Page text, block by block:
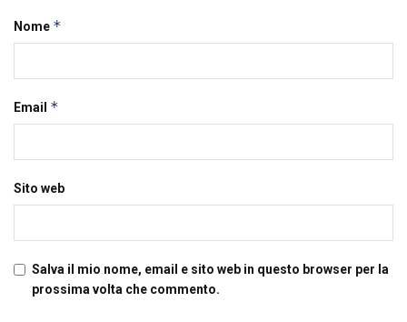
Nome *
Email *
Sito web
Salva il mio nome, email e sito web in questo browser per la
prossima volta che commento.